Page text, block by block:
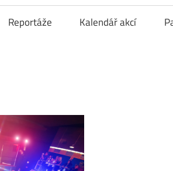
Reportáže Kalendář akcí